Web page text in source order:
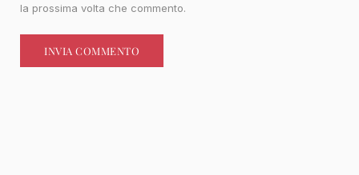
la prossima volta che commento.